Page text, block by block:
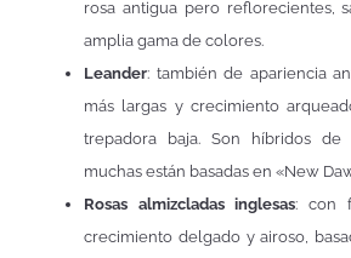
rosa antigua pero reflorecientes,
amplia gama de colores.
Leander: también de apariencia
más largas y crecimiento
trepadora baja. Son híbridos de
muchas están basadas en «New
Rosas almizcladas inglesas: con
crecimiento delgado y airoso,